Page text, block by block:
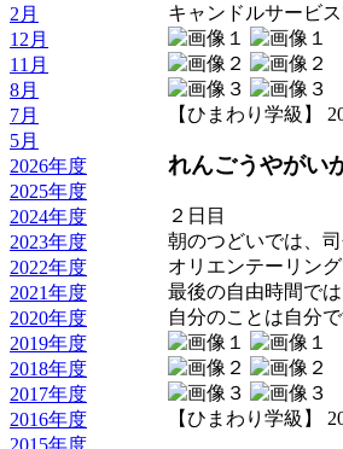
2月
12月
11月
8月
7月
5月
2026年度
2025年度
2024年度
2023年度
2022年度
2021年度
2020年度
2019年度
2018年度
2017年度
2016年度
2015年度
キャンドルサービ
【ひまわり学級】
れんごうやがい
２日目
朝のつどいでは、
オリエンテーリン
最後の自由時間で
自分のことは自分
【ひまわり学級】